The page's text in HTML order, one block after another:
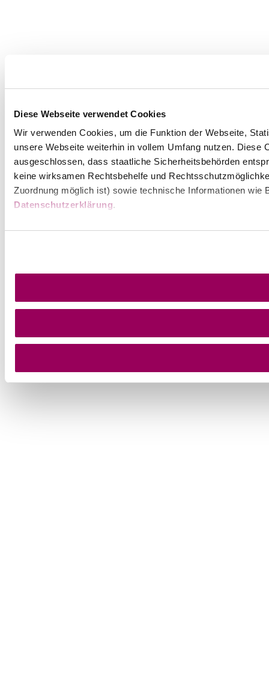
Diese Webseite verwendet Cookies
Wir verwenden Cookies, um die Funktion der Webseite,
unsere Webseite weiterhin in vollem Umfang nutzen.
ausgeschlossen, dass staatliche Sicherheitsbehörden
keine wirksamen Rechtsbehelfe und
Zuordnung möglich ist) sowie technische Informationen
Datenschutzerklärung.